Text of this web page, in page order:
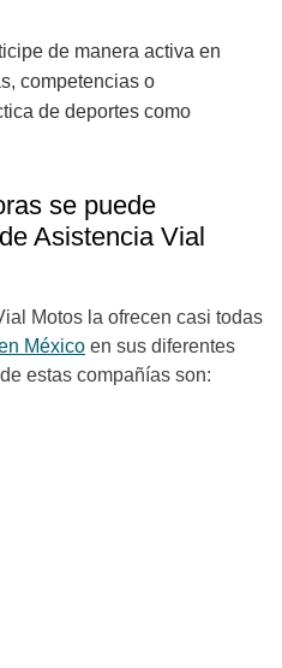
de manera activa en
competencias o
de deportes como
se puede
Asistencia Vial
Motos la ofrecen casi todas
México en sus diferentes
estas compañías son: